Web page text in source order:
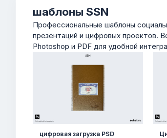
шаблоны SSN
Профессиональные шаблоны
презентаций и цифровых проектов.
Photoshop и PDF для удобной
цифровая загрузка PSD